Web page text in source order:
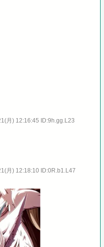
月) 12:16:45 ID:9h.gg.L23
月) 12:18:10 ID:0R.b1.L47